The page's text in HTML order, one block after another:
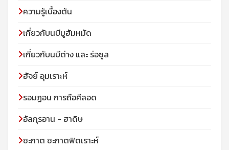
ความรู้เบื้องต้น
เกี่ยวกับนบีมูฮัมหมัด
เกี่ยวกับนบีต่าง และ ร่อซูล
ฮัจย์ อุมเราะห์
รอมฏอน การถือศีลอด
อัลกุรอาน - ฮาดิษ
ซะกาต ซะกาตฟิตเราะห์